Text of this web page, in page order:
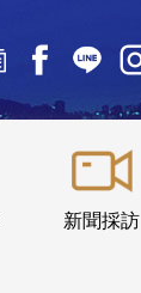
新聞採訪